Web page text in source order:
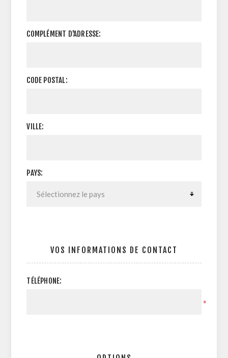
COMPLÉMENT D'ADRESSE:
CODE POSTAL:
VILLE:
PAYS:
VOS INFORMATIONS DE CONTACT
TÉLÉPHONE:
*